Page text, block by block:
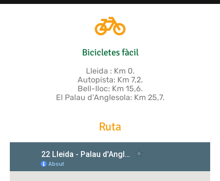
Bicicletes fàcil
Lleida : Km 0.
Autopista: Km 7,2.
Bell-lloc: Km 15,6.
El Palau d’Anglesola: Km 25,7.
Ruta